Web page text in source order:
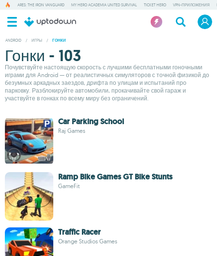
ARES: THE IRON VANGUARD MY HERO ACADEMIA UNITED SURVIVAL TICKET HERO VPN-ПРИЛОЖЕНИЯ
ANDROID / ИГРЫ / ГОНКИ
Гонки - 103
Почувствуйте настоящую скорость с лучшими бесплатными гоночными
играми для Android — от реалистичных симуляторов с точной физикой до
безумных аркадных заездов, дрифта по улицам и испытаний про
парковку. Разблокируйте автомобили, прокачивайте свой гараж и
участвуйте в гонках по всему миру без ограничений.
Car Parking School
Raj Games
Ramp Bike Games GT Bike Stunts
GameFit
Traffic Racer
Orange Studios Games